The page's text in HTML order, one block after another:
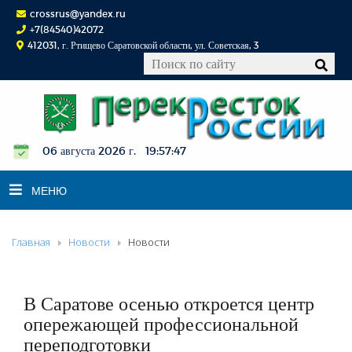
crossrus@yandex.ru
+7(84540)42072
412031, г. Ртищево Саратовской области, ул. Советская, 3
06 августа 2026 г. 19:57:48
МЕНЮ
НОВОСТИ
К СВЕДЕНИЮ
КОНКУРСЫ
ФОТОРЕПОРТАЖИ
Главная Новости Новости
В Саратове осенью откроется центр
опережающей профессиональной
переподготовки